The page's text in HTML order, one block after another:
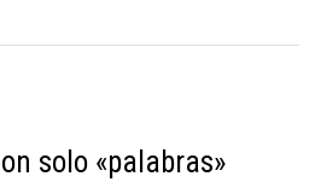
solo «palabras»